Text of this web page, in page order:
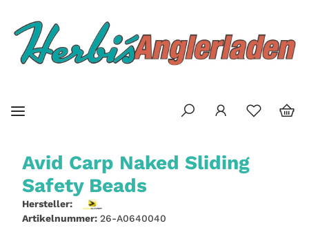
Avid Carp Naked Sliding
Safety Beads
Hersteller:
Artikelnummer: 26-A0640040